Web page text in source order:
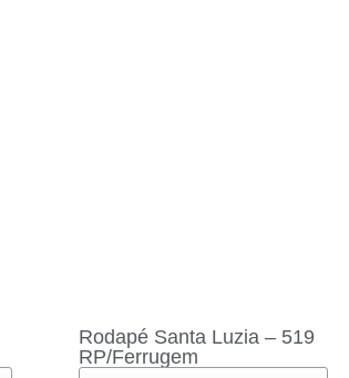
Rodapé Santa Luzia – 519
RP/Ferrugem